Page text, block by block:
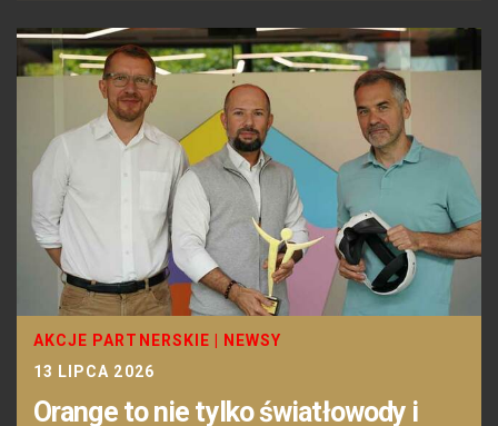
AKCJE PARTNERSKIE
NEWSY
13 LIPCA 2026
Orange to nie tylko światłowody i